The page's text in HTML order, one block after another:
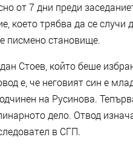
от 7 дни преди
което трябва да се
писмено становище.
Стоев, който беше
е, че неговият син е
на Русинова.
дело. Отвод
в СГП.